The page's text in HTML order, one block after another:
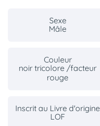
Sexe
Mâle
Couleur
noir tricolore /facteur
rouge
Inscrit au Livre d'origine
LOF